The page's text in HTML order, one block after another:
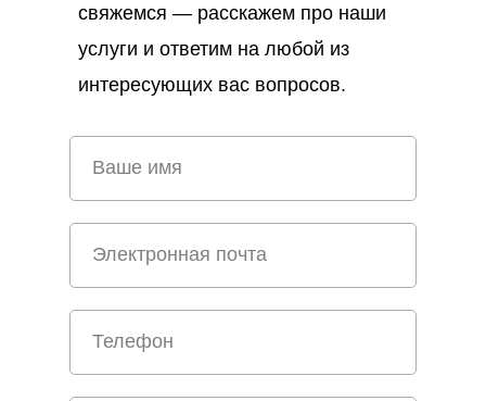
свяжемся — расскажем про наши
услуги и ответим на любой из
интересующих вас вопросов.